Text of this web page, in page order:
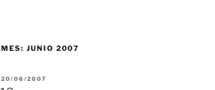
MES: JUNIO 2007
PUBLICADO
EL
20/06/2007